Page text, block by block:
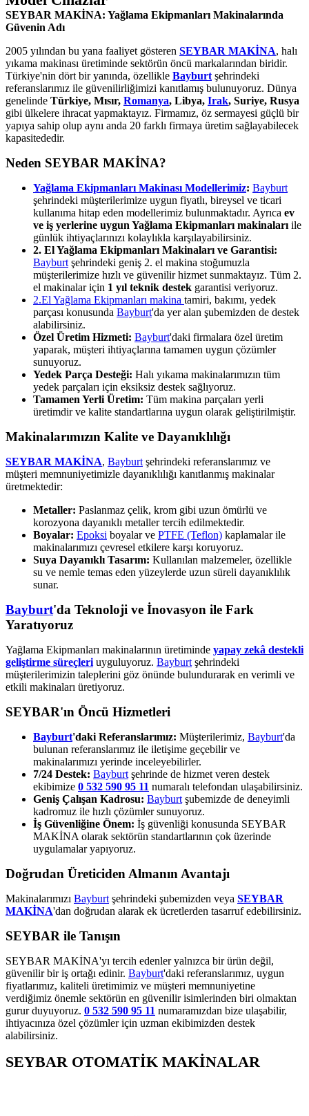
SEYBAR MAKİNA: Yağlama Ekipmanları Makinalarında
Güvenin Adı
2005 yılından bu yana faaliyet gösteren SEYBAR MAKİNA, halı
yıkama makinası üretiminde sektörün öncü markalarından biridir.
Türkiye'nin dört bir yanında, özellikle Bayburt şehrindeki
referanslarımız ile güvenilirliğimizi kanıtlamış bulunuyoruz. Dünya
genelinde Türkiye, Mısır, Romanya, Libya, Irak, Suriye, Rusya
gibi ülkelere ihracat yapmaktayız. Firmamız, öz sermayesi güçlü bir
yapıya sahip olup aynı anda 20 farklı firmaya üretim sağlayabilecek
kapasitededir.
Neden SEYBAR MAKİNA?
Yağlama Ekipmanları Makinası Modellerimiz: Bayburt
şehrindeki müşterilerimize uygun fiyatlı, bireysel ve ticari
kullanıma hitap eden modellerimiz bulunmaktadır. Ayrıca ev
ve iş yerlerine uygun Yağlama Ekipmanları makinaları ile
günlük ihtiyaçlarınızı kolaylıkla karşılayabilirsiniz.
2. El Yağlama Ekipmanları Makinaları ve Garantisi:
Bayburt şehrindeki geniş 2. el makina stoğumuzla
müşterilerimize hızlı ve güvenilir hizmet sunmaktayız. Tüm 2.
el makinalar için 1 yıl teknik destek garantisi veriyoruz.
2.El Yağlama Ekipmanları makina tamiri, bakımı, yedek
parçası konusunda Bayburt'da yer alan şubemizden de destek
alabilirsiniz.
Özel Üretim Hizmeti: Bayburt'daki firmalara özel üretim
yaparak, müşteri ihtiyaçlarına tamamen uygun çözümler
sunuyoruz.
Yedek Parça Desteği: Halı yıkama makinalarımızın tüm
yedek parçaları için eksiksiz destek sağlıyoruz.
Tamamen Yerli Üretim: Tüm makina parçaları yerli
üretimdir ve kalite standartlarına uygun olarak geliştirilmiştir.
Makinalarımızın Kalite ve Dayanıklılığı
SEYBAR MAKİNA, Bayburt şehrindeki referanslarımız ve
müşteri memnuniyetimizle dayanıklılığı kanıtlanmış makinalar
üretmektedir:
Metaller: Paslanmaz çelik, krom gibi uzun ömürlü ve
korozyona dayanıklı metaller tercih edilmektedir.
Boyalar: Epoksi boyalar ve PTFE (Teflon) kaplamalar ile
makinalarımızı çevresel etkilere karşı koruyoruz.
Suya Dayanıklı Tasarım: Kullanılan malzemeler, özellikle
su ve nemle temas eden yüzeylerde uzun süreli dayanıklılık
sunar.
Bayburt'da Teknoloji ve İnovasyon ile Fark
Yaratıyoruz
Yağlama Ekipmanları makinalarının üretiminde yapay zekâ destekli
geliştirme süreçleri uyguluyoruz. Bayburt şehrindeki
müşterilerimizin taleplerini göz önünde bulundurarak en verimli ve
etkili makinaları üretiyoruz.
SEYBAR'ın Öncü Hizmetleri
Bayburt'daki Referanslarımız: Müşterilerimiz, Bayburt'da
bulunan referanslarımız ile iletişime geçebilir ve
makinalarımızı yerinde inceleyebilirler.
7/24 Destek: Bayburt şehrinde de hizmet veren destek
ekibimize 0 532 590 95 11 numaralı telefondan ulaşabilirsiniz.
Geniş Çalışan Kadrosu: Bayburt şubemizde de deneyimli
kadromuz ile hızlı çözümler sunuyoruz.
İş Güvenliğine Önem: İş güvenliği konusunda SEYBAR
MAKİNA olarak sektörün standartlarının çok üzerinde
uygulamalar yapıyoruz.
Doğrudan Üreticiden Almanın Avantajı
Makinalarımızı Bayburt şehrindeki şubemizden veya SEYBAR
MAKİNA'dan doğrudan alarak ek ücretlerden tasarruf edebilirsiniz.
SEYBAR ile Tanışın
SEYBAR MAKİNA'yı tercih edenler yalnızca bir ürün değil,
güvenilir bir iş ortağı edinir. Bayburt'daki referanslarımız, uygun
fiyatlarımız, kaliteli üretimimiz ve müşteri memnuniyetine
verdiğimiz önemle sektörün en güvenilir isimlerinden biri olmaktan
gurur duyuyoruz. 0 532 590 95 11 numaramızdan bize ulaşabilir,
ihtiyacınıza özel çözümler için uzman ekibimizden destek
alabilirsiniz.
SEYBAR OTOMATİK MAKİNALAR